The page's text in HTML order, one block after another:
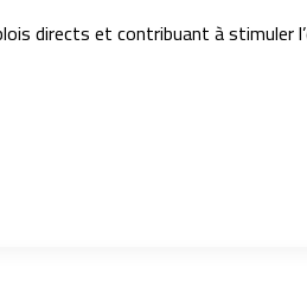
directs et contribuant à stimuler